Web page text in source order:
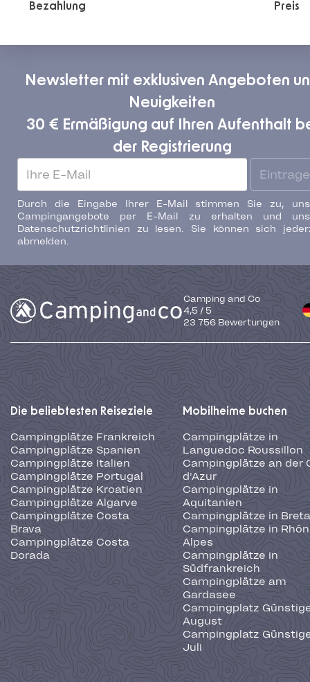
Bezahlung
Preis
Newsletter mit exklusiven Angeboten
Neuigkeiten
30 € Ermäßigung auf Ihren Aufenthalt
der Registrierung
Durch die Eingabe Ihrer E-Mail stimmen Sie zu,
Campingangebote per E-Mail zu erhalten und
Datenschutzrichtlinien zu lesen. Sie können sich
abmelden.
Camping and Co
4,5 / 5
23 756Bewertungen
Die beliebtesten Reiseziele
Campingplätze Frankreich
Campingplätze Spanien
Campingplätze Italien
Campingplätze Portugal
Campingplätze Kroatien
Campingplätze Algarve
Campingplätze Costa
Brava
Campingplätze Costa
Dorada
Mobilheime buchen
Campingplätze in
Languedoc Roussillon
Campingplätze an der
d'Azur
Campingplätze in
Aquitanien
Campingplätze in
Campingplätze in
Alpes
Campingplätze in
Südfrankreich
Campingplätze am
Gardasee
Campingplatz
August
Campingplatz
Juli